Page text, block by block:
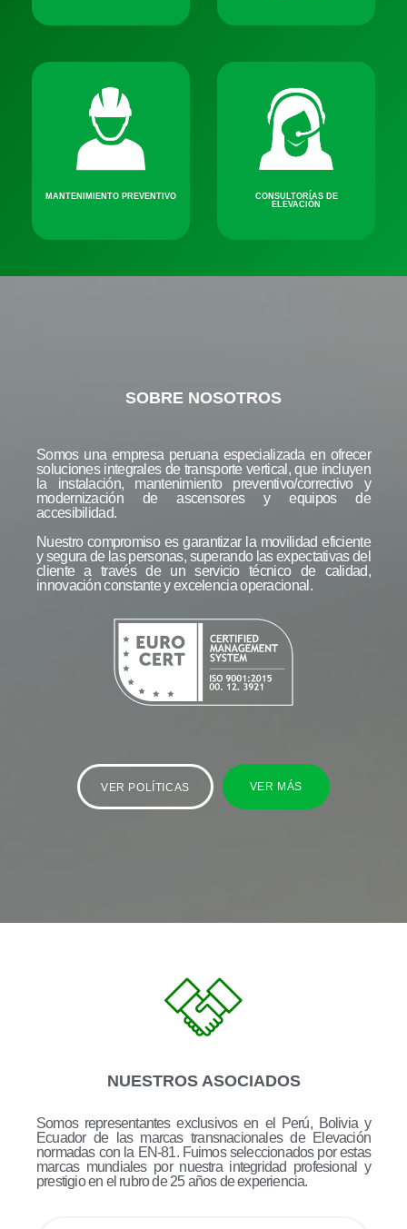
MANTENIMIENTO PREVENTIVO
CONSULTORÍAS DE
ELEVACIÓN
SOBRE NOSOTROS
Somos una empresa peruana especializada en ofrecer
soluciones integrales de transporte vertical, que incluyen
la instalación, mantenimiento preventivo/correctivo y
modernización de ascensores y equipos de
accesibilidad.
Nuestro compromiso es garantizar la movilidad eficiente
y segura de las personas, superando las expectativas del
cliente a través de un servicio técnico de calidad,
innovación constante y excelencia operacional.
VER POLÍTICAS VER MÁS
NUESTROS ASOCIADOS
Somos representantes exclusivos en el Perú, Bolivia y
Ecuador de las marcas transnacionales de Elevación
normadas con la EN-81. Fuimos seleccionados por estas
marcas mundiales por nuestra integridad profesional y
prestigio en el rubro de 25 años de experiencia.